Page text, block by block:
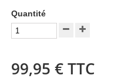
Quantité
99,95 €TTC